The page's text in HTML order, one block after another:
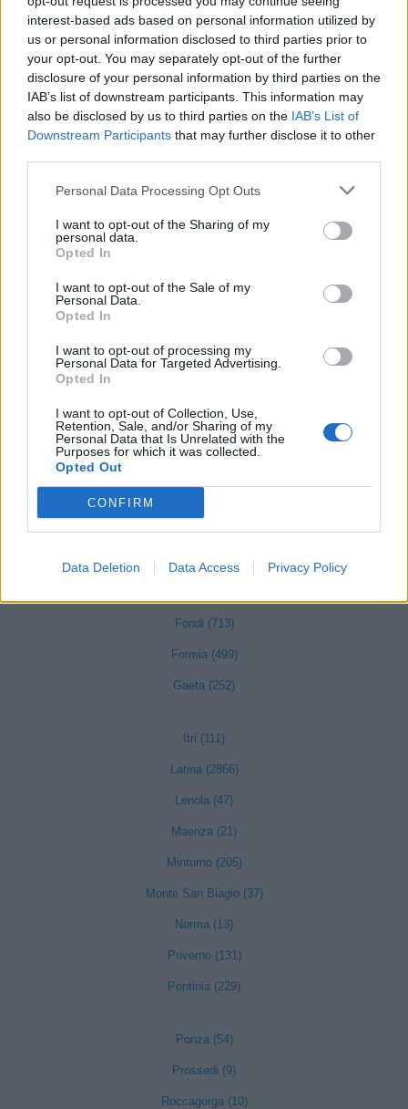
interest-based ads based on personal information utilized by
us or personal information disclosed to third parties prior to
your opt-out. You may separately opt-out of the further
disclosure of your personal information by third parties on the
IAB’s list of downstream participants. This information may
also be disclosed by us to third parties on the IAB’s List of
Downstream Participants that may further disclose it to other
Personal Data Processing Opt Outs
I want to opt-out of the Sharing of my
personal data.
Opted In
I want to opt-out of the Sale of my
Personal Data.
Opted In
I want to opt-out of processing my
Personal Data for Targeted Advertising.
Opted In
I want to opt-out of Collection, Use,
Retention, Sale, and/or Sharing of my
Personal Data that Is Unrelated with the
Purposes for which it was collected.
Opted Out
CONFIRM
Data Deletion Data Access Privacy Policy
CO.MEC.EL SRL 10-25 milioni Aprilia
R.I.P. SRL 2-5 milioni Aprilia
DE MIN SRL 5-10 milioni Aprilia
INDUSTRIA
LAVORAZIONI
I.L.M. - S.R.L.
5-10 milioni Aprilia
Visualizza tutti i comuni della
provincia di Latina
Aprilia (1116)
Castelforte (41)
Cisterna di Latina (674)
Fondi (713)
Formia (499)
Gaeta (252)
Itri (111)
Latina (2866)
Lenola (47)
Maenza (21)
Minturno (205)
Monte San Biagio (37)
Norma (13)
Priverno (131)
Pontinia (229)
Ponza (54)
Prossedi (9)
Roccagorga (10)